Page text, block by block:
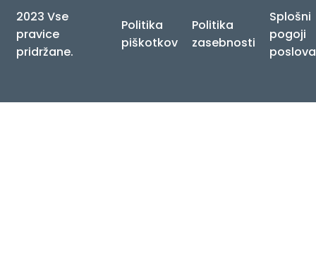
2023 Vse
pravice
pridržane.
Politika
piškotkov
Politika
zasebnosti
Splošni
pogoji